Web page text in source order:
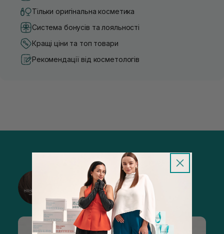
Тільки оригінальна косметика
Система бонусів та лояльності
Кращі ціни та топ товари
Рекомендації від косметологів
@sisters_stelmakh в Instagram
Підписатися